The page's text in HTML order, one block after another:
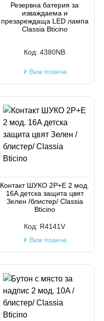
Резервна батерия за
изваждаема и
презареждаща LED лампа
Classia Bticino
Код: 4380NB
Виж повече
Контакт ШУКО 2P+E 2 мод.
16A детска защита цвят
Зелен /блистер/ Classia
Bticino
Код: R4141V
Виж повече